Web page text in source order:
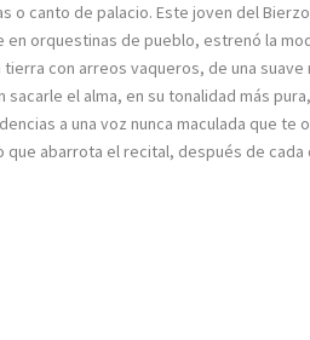
o canto de palacio. Este joven del
orquestinas de pueblo, estrenó la
con arreos vaqueros, de una
el alma, en su tonalidad más
a una voz nunca maculada que te
que abarrota el recital, después de